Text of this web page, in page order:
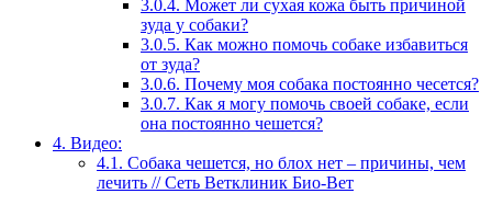
3.0.4. Может ли сухая кожа быть причиной
зуда у собаки?
3.0.5. Как можно помочь собаке избавиться
от зуда?
3.0.6. Почему моя собака постоянно чесется?
3.0.7. Как я могу помочь своей собаке, если
она постоянно чешется?
4. Видео:
4.1. Собака чешется, но блох нет – причины, чем
лечить // Сеть Ветклиник Био-Вет